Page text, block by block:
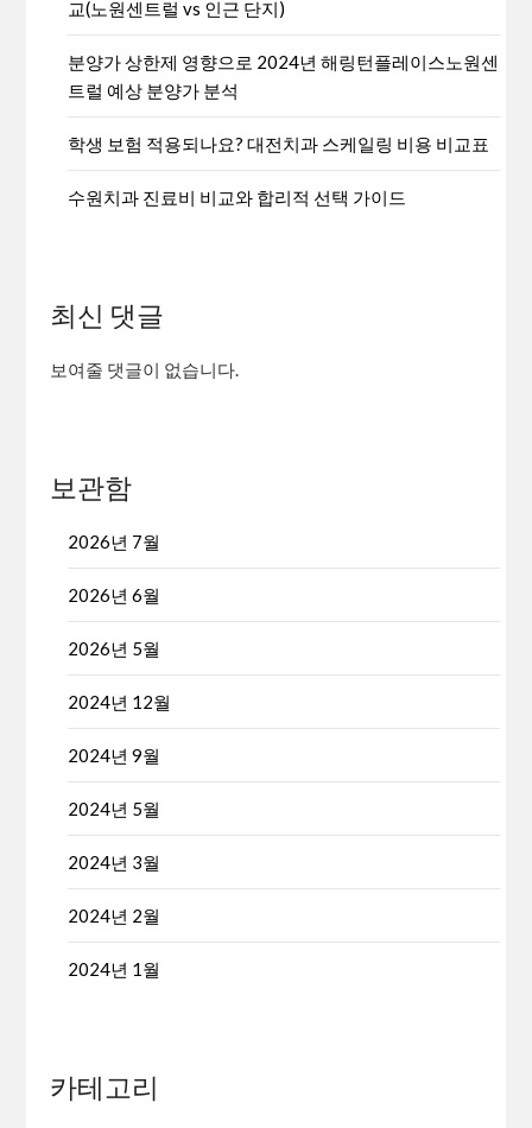
교(노원센트럴 vs 인근 단지)
분양가 상한제 영향으로 2024년 해링턴플레이스노원센
트럴 예상 분양가 분석
학생 보험 적용되나요? 대전치과 스케일링 비용 비교표
수원치과 진료비 비교와 합리적 선택 가이드
최신 댓글
보여줄 댓글이 없습니다.
보관함
2026년 7월
2026년 6월
2026년 5월
2024년 12월
2024년 9월
2024년 5월
2024년 3월
2024년 2월
2024년 1월
카테고리